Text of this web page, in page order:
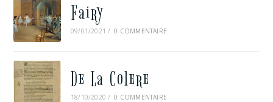
Fairy
09/01/2021 / 0 COMMENTAIRE
De La Colere
18/10/2020 / 0 COMMENTAIRE